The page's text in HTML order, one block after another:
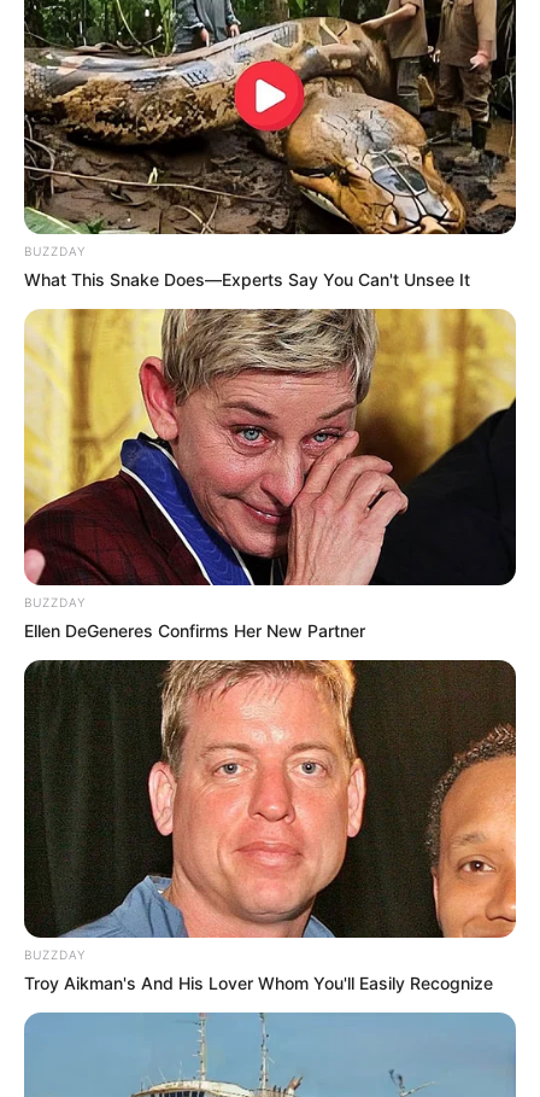
BUZZDAY
What This Snake Does—Experts Say You Can't Unsee It
BUZZDAY
Ellen DeGeneres Confirms Her New Partner
BUZZDAY
Troy Aikman's And His Lover Whom You'll Easily Recognize